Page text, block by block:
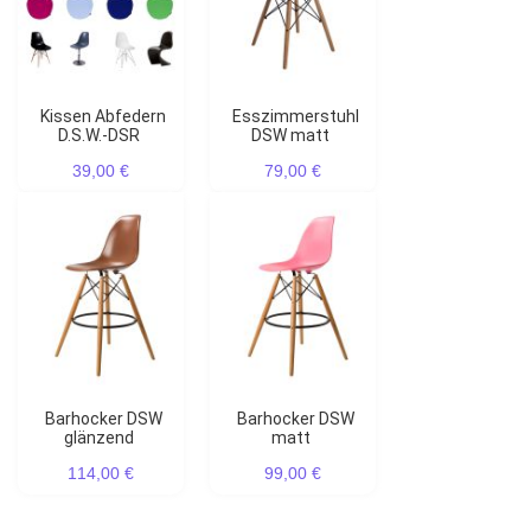
Kissen Abfedern
D.S.W.-DSR
39,00 €
Esszimmerstuhl
DSW matt
79,00 €
Barhocker DSW
glänzend
114,00 €
Barhocker DSW
matt
99,00 €